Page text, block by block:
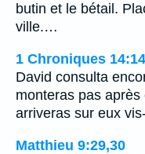
butin et le bétail.
ville.…
1 Chroniques 14:14
David consulta
monteras pas
arriveras sur eux
Matthieu 9:29,30